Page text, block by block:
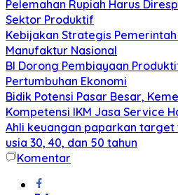
Pelemahan Rupiah Harus
Sektor Produktif
Kebijakan Strategis Pemerintah
Manufaktur Nasional
BI Dorong Pembiayaan
Pertumbuhan Ekonomi
Bidik Potensi Pasar Besar,
Kompetensi IKM Jasa Service
Ahli keuangan paparkan
usia 30, 40, dan 50 tahun
Komentar